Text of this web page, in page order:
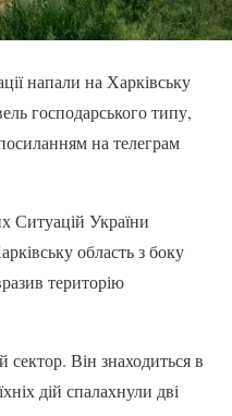
напали на Харківську
господарського типу,
на телеграм
Ситуацій України
область з боку
територію
Він знаходиться в
дій спалахнули дві